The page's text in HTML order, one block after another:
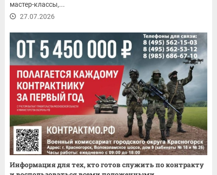
мастер-классы,...
27.07.2026
Информация для тех, кто готов служить по контракту